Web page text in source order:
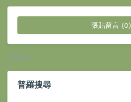
張貼留言 (0)
較新的
普羅搜尋